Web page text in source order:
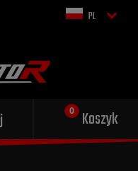
PL
Koszyk
Sportowy wydech dla Twojego